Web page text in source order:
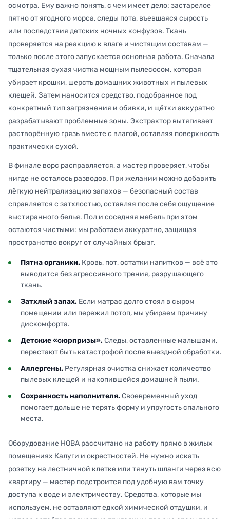
осмотра. Ему важно понять, с чем имеет дело: застарелое
пятно от ягодного морса, следы пота, въевшаяся сырость
или последствия детских ночных конфузов. Ткань
проверяется на реакцию к влаге и чистящим составам —
только после этого запускается основная работа. Сначала
тщательная сухая чистка мощным пылесосом, которая
убирает крошки, шерсть домашних животных и пылевых
клещей. Затем наносится средство, подобранное под
конкретный тип загрязнения и обивки, и щётки аккуратно
разрабатывают проблемные зоны. Экстрактор вытягивает
растворённую грязь вместе с влагой, оставляя поверхность
практически сухой.
В финале ворс расправляется, а мастер проверяет, чтобы
нигде не осталось разводов. При желании можно добавить
лёгкую нейтрализацию запахов — безопасный состав
справляется с затхлостью, оставляя после себя ощущение
выстиранного белья. Пол и соседняя мебель при этом
остаются чистыми: мы работаем аккуратно, защищая
пространство вокруг от случайных брызг.
Пятна органики. Кровь, пот, остатки напитков — всё это
выводится без агрессивного трения, разрушающего
ткань.
Затхлый запах. Если матрас долго стоял в сыром
помещении или пережил потоп, мы убираем причину
дискомфорта.
Детские «сюрпризы». Следы, оставленные малышами,
перестают быть катастрофой после выездной обработки.
Аллергены. Регулярная очистка снижает количество
пылевых клещей и накопившейся домашней пыли.
Сохранность наполнителя. Своевременный уход
помогает дольше не терять форму и упругость спального
места.
Оборудование НОВА рассчитано на работу прямо в жилых
помещениях Калуги и окрестностей. Не нужно искать
розетку на лестничной клетке или тянуть шланги через всю
квартиру — мастер подстроится под удобную вам точку
доступа к воде и электричеству. Средства, которые мы
используем, не оставляют едкой химической отдушки, и